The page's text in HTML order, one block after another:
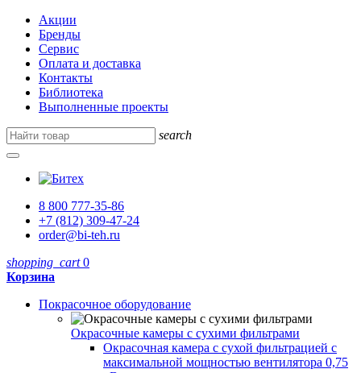
Акции
Бренды
Сервис
Оплата и доставка
Контакты
Библиотека
Выполненные проекты
search
8 800 777-35-86
+7 (812) 309-47-24
order@bi-teh.ru
shopping_cart 0
Корзина
Покрасочное оборудование
Окрасочные камеры с сухими фильтрами
Окрасочная камера с сухой фильтрацией с
максимальной мощностью вентилятора 0,75